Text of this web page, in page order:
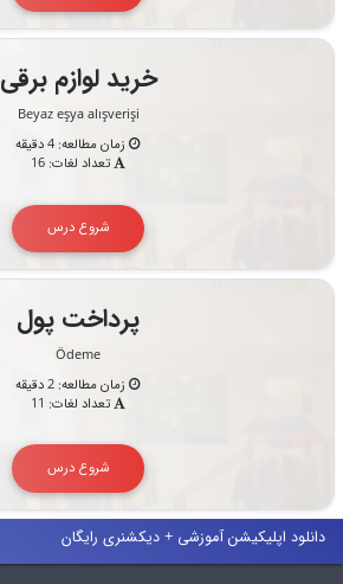
خرید لوازم برقی
Beyaz eşya alışverişi
زمان مطالعه: 4 دقیقه
تعداد لغات: 16
شروع درس
پرداخت پول
Ödeme
زمان مطالعه: 2 دقیقه
تعداد لغات: 11
شروع درس
دانلود اپلیکیشن آموزشی + دیکشنری رایگان